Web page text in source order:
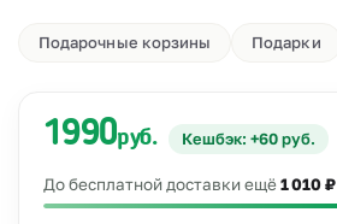
Подарочные корзины Подарки
1990руб. Кешбэк: +60 руб.
До бесплатной доставки ещё1 010 ₽